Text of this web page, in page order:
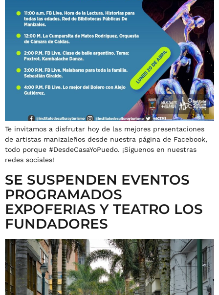
Te invitamos a disfrutar hoy de las mejores presentaciones
de artistas manizaleños desde nuestra página de Facebook,
todo porque #DesdeCasaYoPuedo. ¡Síguenos en nuestras
redes sociales!
SE SUSPENDEN EVENTOS
PROGRAMADOS
EXPOFERIAS Y TEATRO LOS
FUNDADORES